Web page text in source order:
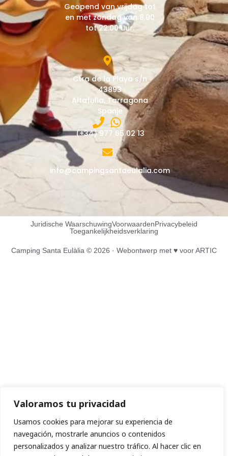
Valoramos tu privacidad
Usamos cookies para mejorar su experiencia de
navegación, mostrarle anuncios o contenidos
personalizados y analizar nuestro tráfico. Al hacer clic en
Ctra de la Playa s/n
43893
Altafulla, Tarragona
Spanje
(+34) 977 65 02 13
info@campingsantaeulalia.com
Geopend van vrijdag tot
en met zondag van 8.00
tot 22.00 uur.
Juridische WaarschuwingVoorwaardenPrivacybeleid
Toegankelijkheidsverklaring
Camping Santa Eulàlia © 2026 · Webontwerp met ♥️ voor ARTIC